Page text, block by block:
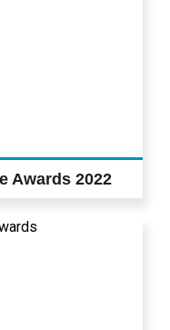
Awards 2022